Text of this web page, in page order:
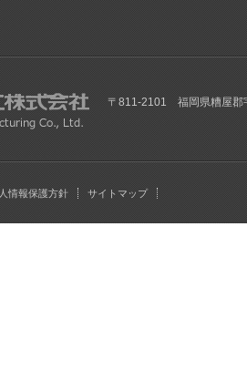
〒811-2101 福岡県糟屋郡
情報保護方針 サイトマップ